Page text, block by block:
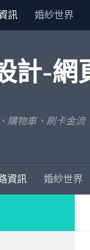
訊 婚紗世界
計-網
購物車、刷卡金
資訊 婚紗世界